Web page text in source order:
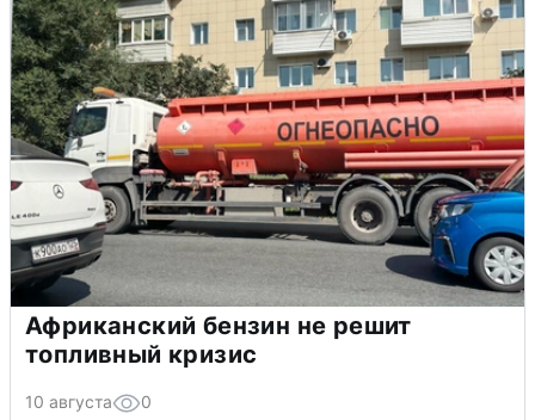
Африканский бензин не решит
топливный кризис
10 августа 0